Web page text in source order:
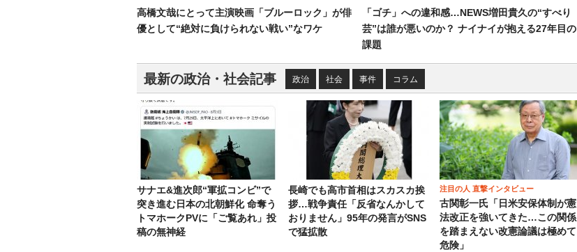
高橋文哉にとって主演映画「ブルーロック」が俳
優として“絶対に負けられない戦い”なワケ
「ゴチ」への違和感…NEWS増田貴久の“すべり
芸”は誰が悪いのか？ ナイナイが抱える27年目の
課題
最新の政治・社会記事 政治 社会 事件 コラム
サナエ&進次郎“軍拡コンビ”で
突き進む日本の北朝鮮化 命奪う
トマホークPVに「ご覧あれ」投
稿の無神経
長崎でも高市首相はスカスカ挨
拶…戦争責任「反省なんかして
おりません」95年の発言がSNS
で猛拡散
注目の人 直撃インタビュー
古関彰一氏「日米安保体制が憲
法改正を強いてきた…この関係
を踏まえない改憲論議は極めて
危険」